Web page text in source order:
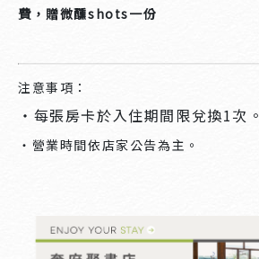
費，贈微醺shots一份
注意事項：
・每張房卡於入住期間限兌換1次。
・營業時間依店家公告為主。